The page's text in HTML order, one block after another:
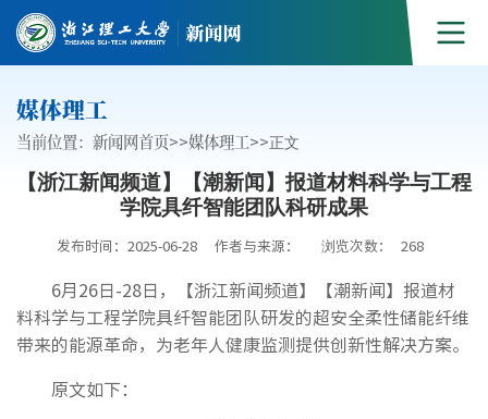
媒体理工
当前位置： 新闻网首页>>媒体理工>>正文
【浙江新闻频道】【潮新闻】报道材料科学与工程
学院具纤智能团队科研成果
发布时间：2025-06-28 作者与来源： 浏览次数： 268
6月26日-28日，【浙江新闻频道】【潮新闻】报道材
料科学与工程学院具纤智能团队研发的超安全柔性储能纤维
带来的能源革命，为老年人健康监测提供创新性解决方案。
原文如下：